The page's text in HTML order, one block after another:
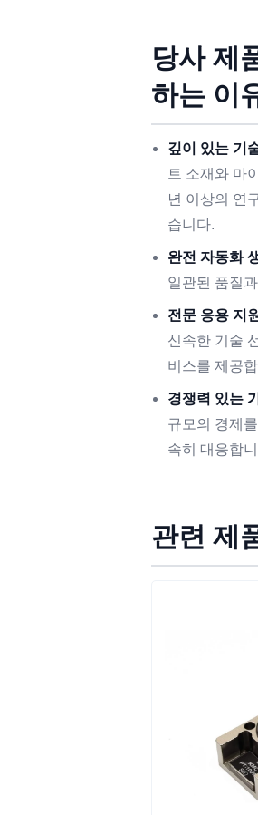
당사 제
하는 이
깊이 있는 기
트 소재와 마
년 이상의 연
습니다.
완전 자동화
일관된 품질
전문 응용 지
신속한 기술
비스를 제공
경쟁력 있는
규모의 경제
속히 대응합
관련 제